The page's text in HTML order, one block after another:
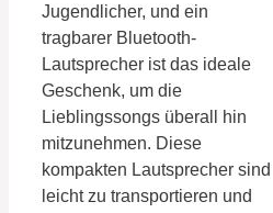
Jugendlicher, und ein
tragbarer Bluetooth-
Lautsprecher ist das ideale
Geschenk, um die
Lieblingssongs überall hin
mitzunehmen. Diese
kompakten Lautsprecher sind
leicht zu transportieren und